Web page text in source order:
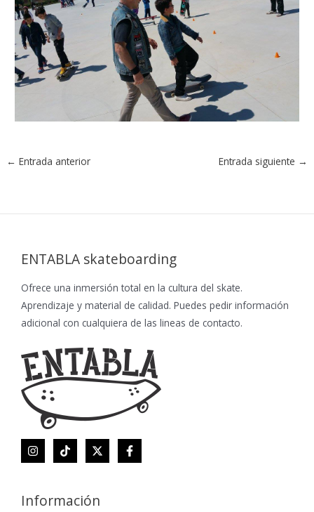
← Entrada anterior Entrada siguiente →
ENTABLA skateboarding
Ofrece una inmersión total en la cultura del skate.
Aprendizaje y material de calidad. Puedes pedir información
adicional con cualquiera de las lineas de contacto.
Información